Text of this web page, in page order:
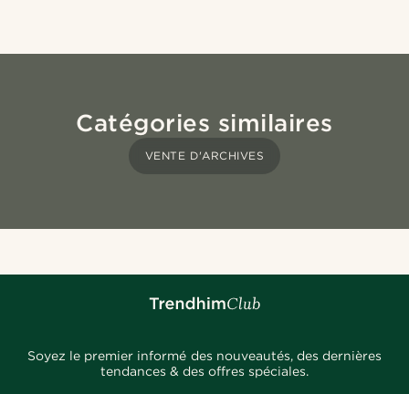
Catégories similaires
VENTE D'ARCHIVES
Soyez le premier informé des nouveautés, des dernières
tendances & des offres spéciales.